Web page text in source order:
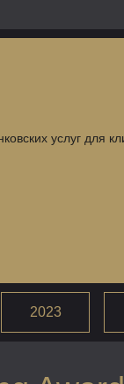
услуг для
2023